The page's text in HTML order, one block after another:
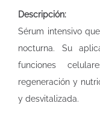
Descripción:
Sérum intensivo
nocturna. Su
funciones
regeneración y
y desvitalizada.